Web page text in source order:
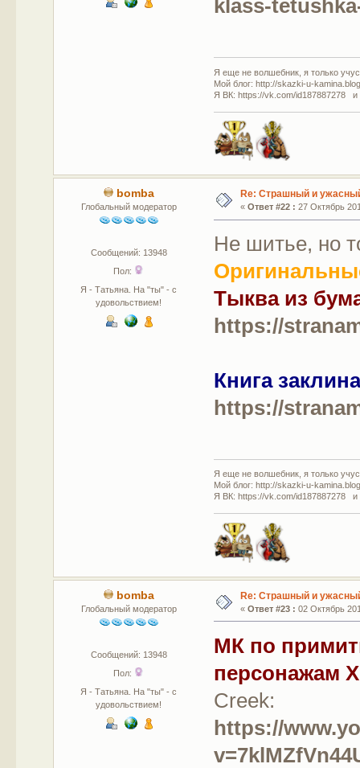
klass-
Я еще не волшебник, я только
Мой блог: http://skazki-u-
Я ВК: https://vk.com/id187887278 и
bomba
Глобальный модератор
Сообщений: 13948
Пол:
Я - Татьяна. На "ты" - с
удовольствием!
Re: Страшный и
« Ответ #22 : 27 Октябрь
Не шитье, но
Тыква из
https://
Книга
https://
Я еще не волшебник, я только
Мой блог: http://skazki-u-
Я ВК: https://vk.com/id187887278 и
bomba
Глобальный модератор
Сообщений: 13948
Пол:
Я - Татьяна. На "ты" - с
удовольствием!
Re: Страшный и
« Ответ #23 : 02 Октябрь
МК по
персонажам
Creek:
https://